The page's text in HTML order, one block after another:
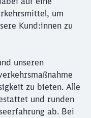
um
Kund:innen zu
unseren
zu bieten. Alle
und runden
ab. Bei